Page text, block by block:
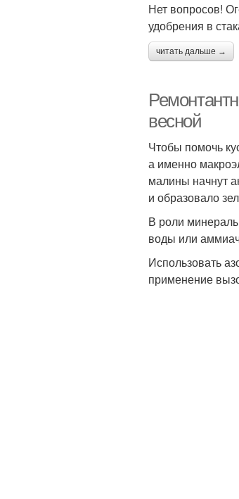
Нет вопросов!
удобрения в
читать дальше →
весной
Чтобы помочь
а именно
малины начнут
и образовало
В роли
воды или
Использовать
применение